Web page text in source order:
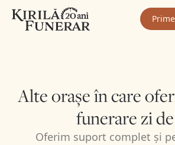
Alte orașe în care
funerare zi
Oferim suport complet și